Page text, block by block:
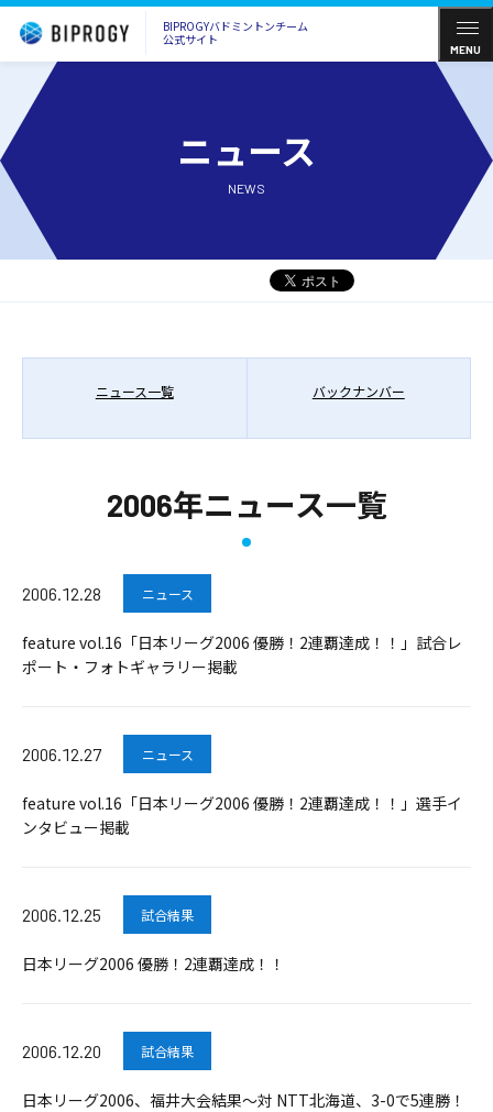
BIPROGYバドミントンチーム
公式サイト
MENU
ニュース
NEWS
ニュース一覧 バックナンバー
2006年ニュース一覧
2006.12.28 ニュース
feature vol.16「日本リーグ2006 優勝！2連覇達成！！」試合レ
ポート・フォトギャラリー掲載
2006.12.27 ニュース
feature vol.16「日本リーグ2006 優勝！2連覇達成！！」選手イ
ンタビュー掲載
2006.12.25 試合結果
日本リーグ2006 優勝！2連覇達成！！
2006.12.20 試合結果
日本リーグ2006、福井大会結果～対 NTT北海道、3-0で5連勝！